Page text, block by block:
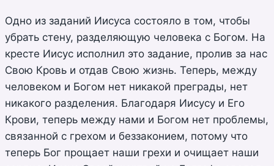
Одно из заданий Иисуса состояло в том, чтобы
убрать стену, разделяющую человека с Богом. На
кресте Иисус исполнил это задание, пролив за нас
Свою Кровь и отдав Свою жизнь. Теперь, между
человеком и Богом нет никакой преграды, нет
никакого разделения. Благодаря Иисусу и Его
Крови, теперь между нами и Богом нет проблемы,
связанной с грехом и беззаконием, потому что
теперь Бог прощает наши грехи и очищает наши